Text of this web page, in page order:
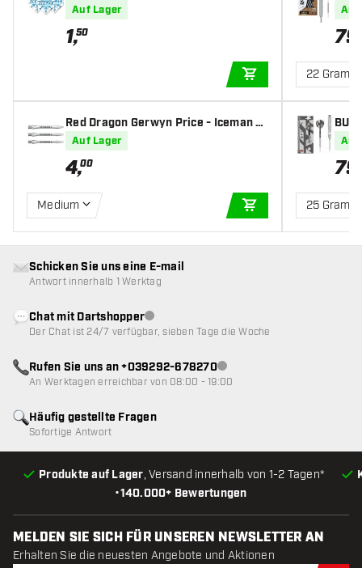
art Flights
Auf Lager
1,50
IN DEN
Red Dragon Gerwyn Price - Iceman Si
lver - Dart Shafts
Auf Lager
4,00
Medium
IN DEN
0%
Auf
79
22 Gramm
Auf
79
25 Gramm
•140.000+ Bewertungen
Produkte auf Lager, Versand innerhalb von 1-2 Tagen*
Häufig gestellte Fragen
Sofortige Antwort
Schicken Sie uns eine E-mail
Antwort innerhalb 1 Werktag
Chat mit DartshopperKundenservice nicht verfügbar
Der Chat ist 24/7 verfügbar, sieben Tage die Woche
Rufen Sie uns an +039292-678270Kundenservice nicht
An Werktagen erreichbar von 08:00 - 19:00
MELDEN SIE SICH FÜR UNSEREN NEWSLETTER AN
Erhalten Sie die neuesten Angebote und Aktionen